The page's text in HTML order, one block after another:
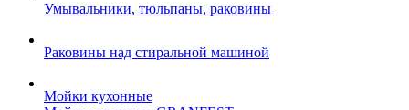
Умывальники, тюльпаны, раковины
Раковины над стиральной машиной
Мойки кухонные